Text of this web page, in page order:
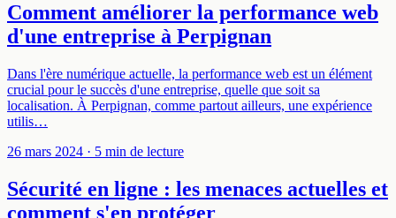
Comment améliorer la performance web
d'une entreprise à Perpignan
Dans l'ère numérique actuelle, la performance web est un élément
crucial pour le succès d'une entreprise, quelle que soit sa
localisation. À Perpignan, comme partout ailleurs, une expérience
utilis…
26 mars 2024 · 5 min de lecture
Sécurité en ligne : les menaces actuelles et
comment s'en protéger